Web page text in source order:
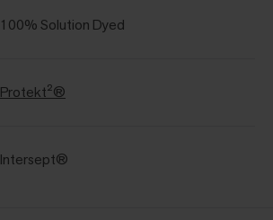
100% Solution Dyed
Protekt²®
Intersept®